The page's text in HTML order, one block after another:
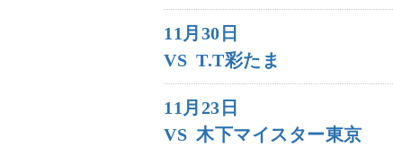
11月30日
VS T.T彩たま
11月23日
VS 木下マイスター東京